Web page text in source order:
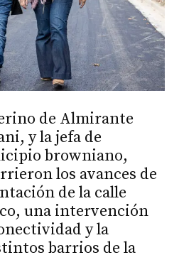
de Almirante
y la jefa de
browniano,
los avances de
de la calle
una intervención
y la
barrios de la